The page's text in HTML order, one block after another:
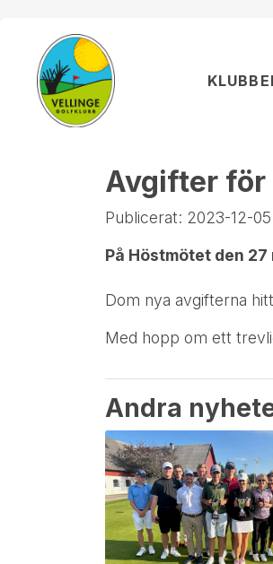
Avgifter för
Publicerat: 2023-12-05
På Höstmötet den
Dom nya avgifterna
Med hopp om ett
Andra